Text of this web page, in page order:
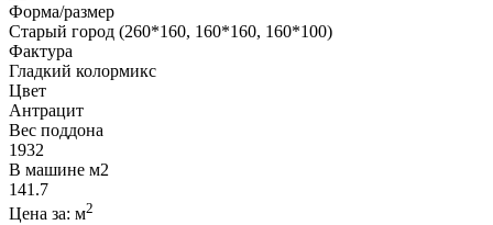
Форма/размер
Старый город (260*160, 160*160, 160*100)
Фактура
Гладкий колормикс
Цвет
Антрацит
Вес поддона
1932
В машине м2
141.7
Цена за: м2